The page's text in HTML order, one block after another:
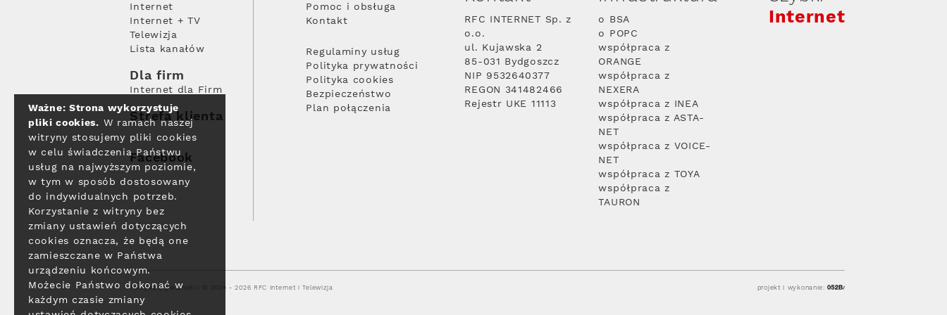
Internet
Internet + TV
Telewizja
Lista kanałów
Dla firm
Internet dla Firm
Strefa klienta
Facebook
Pomoc i obsługa
Kontakt
Regulaminy usług
Polityka prywatności
Polityka cookies
Bezpieczeństwo
Plan połączenia
RFC INTERNET Sp. z
o.o.
ul. Kujawska 2
85-031 Bydgoszcz
NIP 9532640377
REGON 341482466
Rejestr UKE 11113
o BSA
o POPC
współpraca z
ORANGE
współpraca z
NEXERA
współpraca z INEA
współpraca z ASTA-
NET
współpraca z VOICE-
NET
współpraca z TOYA
współpraca z
TAURON
Internet
Polityka prywatności © 2004 - 2026 RFC Internet i Telewizja projekt i wykonanie:
Ważne: Strona wykorzystuje
pliki cookies. W ramach naszej
witryny stosujemy pliki cookies
w celu świadczenia Państwu
usług na najwyższym poziomie,
w tym w sposób dostosowany
do indywidualnych potrzeb.
Korzystanie z witryny bez
zmiany ustawień dotyczących
cookies oznacza, że będą one
zamieszczane w Państwa
urządzeniu końcowym.
Możecie Państwo dokonać w
każdym czasie zmiany